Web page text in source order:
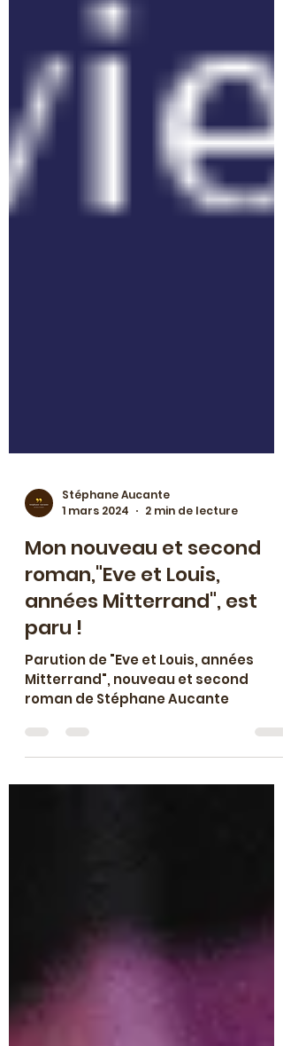
Stéphane Aucante
1 mars 2024
Mon nouveau et second
roman,"Eve et Louis,
années Mitterrand", est
paru !
Parution de "Eve et Louis, années